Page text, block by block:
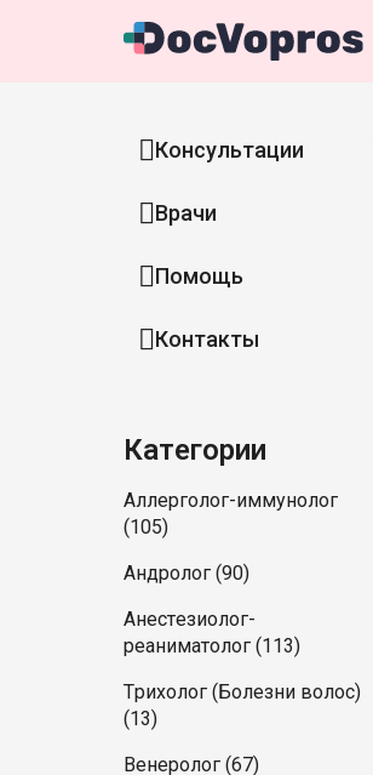
Консультации
Врачи
Помощь
Контакты
Категории
Аллерголог-иммунолог
(105)
Андролог (90)
Анестезиолог-
реаниматолог (113)
Трихолог (Болезни волос)
(13)
Венеролог (67)